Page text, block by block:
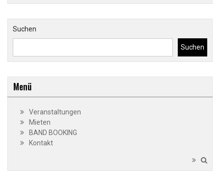
Suchen
Suchen
Menü
Veranstaltungen
Mieten
BAND BOOKING
Kontakt